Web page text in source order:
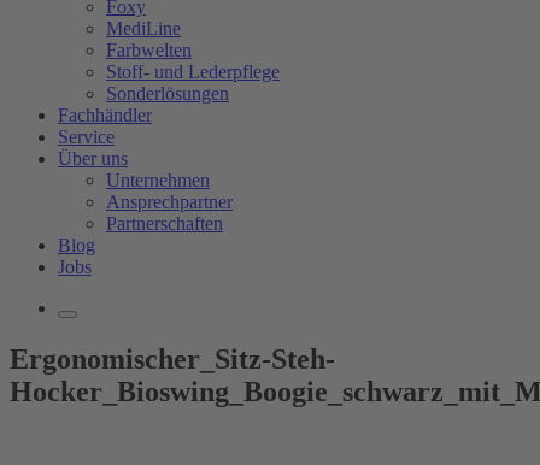
Foxy
MediLine
Farbwelten
Stoff- und Lederpflege
Sonderlösungen
Fachhändler
Service
Über uns
Unternehmen
Ansprechpartner
Partnerschaften
Blog
Jobs
Ergonomischer_Sitz-Steh-